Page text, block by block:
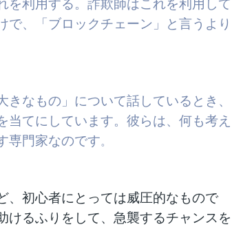
を利用する。詐欺師はこれを利用して
、「ブロックチェーン」と言うより
なもの」について話しているとき、
てにしています。彼らは、何も考え
専門家なのです。
、初心者にとっては威圧的なもので
けるふりをして、急襲するチャンスを